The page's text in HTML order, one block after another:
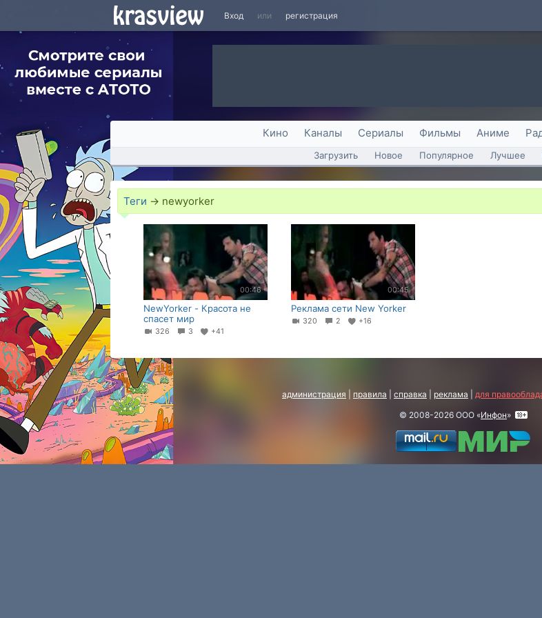
Вход или регистрация
Кино Каналы Сериалы Фильмы Аниме
Загрузить Новое Популярное Лучшее
Теги → newyorker
00:46
NewYorker - Красота не
спасет мир
326 3 +41
00:45
Реклама сети New Yorker
320 2 +16
администрация правила справка реклама для
© 2008-2026 ООО «Инфон»